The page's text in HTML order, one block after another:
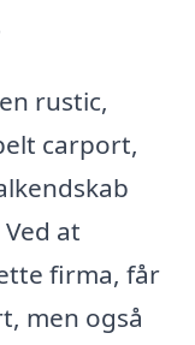
rustic,
carport,
at
firma, får
men også